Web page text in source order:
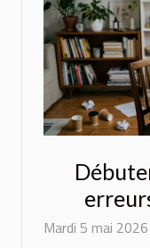
Mardi 5 mai